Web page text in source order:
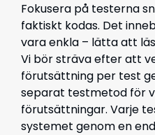
Fokusera på testerna
faktiskt kodas. Det
vara enkla – lätta att
Vi bör sträva efter att
förutsättning per test
separat testmetod för
förutsättningar. Varje
systemet genom en